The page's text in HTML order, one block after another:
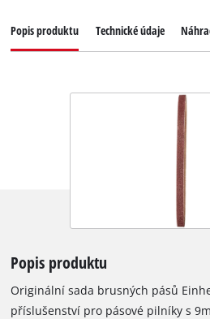
Popis produktu Technické údaje
Popis produktu
Originální sada brusných pásů
příslušenství pro pásové pilníky s